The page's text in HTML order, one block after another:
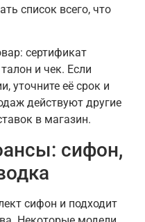
список всего, что
сертификат
и чек. Если
уточните её срок и
действуют другие
в магазин.
сифон,
сифон и подходит